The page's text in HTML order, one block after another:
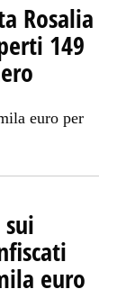
Rosalia
149
euro per
euro